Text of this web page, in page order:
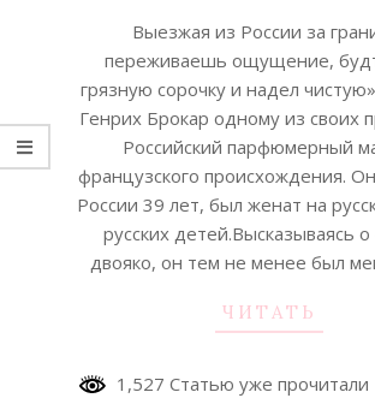
Выезжая из России за
переживаешь ощущение,
грязную сорочку и надел
Генрих Брокар одному из своих
Российский парфюмерный
французского происхождения.
России 39 лет, был женат на
русских детей.Высказываясь о
двояко, он тем не менее был
ЧИТАТЬ
1,527 Статью уже прочитали